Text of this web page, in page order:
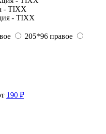
205*96 правое
190 ₽